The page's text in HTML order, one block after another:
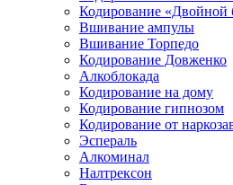
Кодирование «Двойной
Вшивание ампулы
Вшивание Торпедо
Кодирование Довженко
Алкоблокада
Кодирование на дому
Кодирование гипнозом
Кодирование от
Эспераль
Алкоминал
Налтрексон